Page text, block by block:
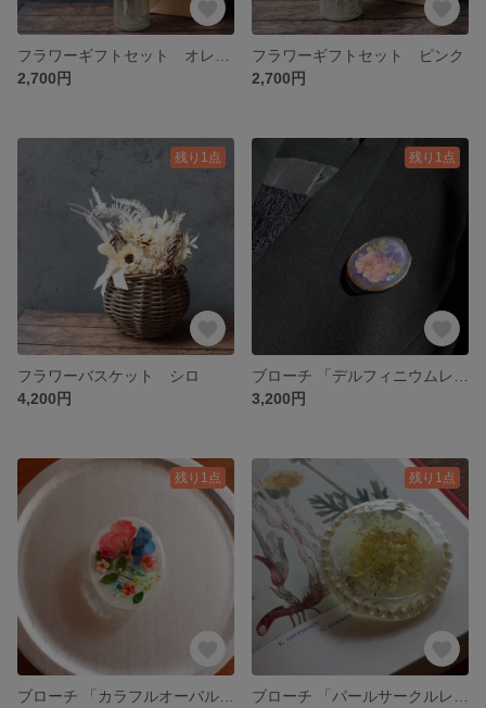
2,700円
フラワーギフトセット ピンク
2,700円
残り1点
フラワーバスケット シロ
4,200円
残り1点
3,200円
残り1点 残り1点